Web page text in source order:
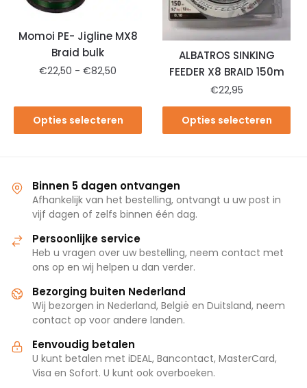
Momoi PE- Jigline MX8
Braid bulk
€22,50 - €82,50
Opties selecteren
ALBATROS SINKING
FEEDER X8 BRAID 150m
€22,95
Opties selecteren
Binnen 5 dagen ontvangen
Afhankelijk van het bestelling, ontvangt u uw post in
vijf dagen of zelfs binnen één dag.
Persoonlijke service
Heb u vragen over uw bestelling, neem contact met
ons op en wij helpen u dan verder.
Bezorging buiten Nederland
Wij bezorgen in Nederland, België en Duitsland, neem
contact op voor andere landen.
Eenvoudig betalen
U kunt betalen met iDEAL, Bancontact, MasterCard,
Visa en Sofort. U kunt ook overboeken.